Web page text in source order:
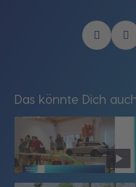
Das könnte Dich